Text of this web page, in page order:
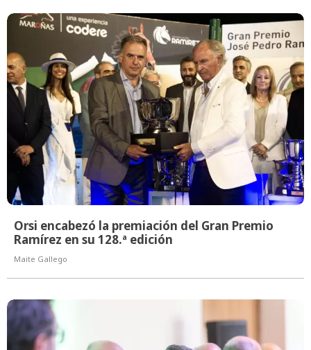
Orsi encabezó la premiación del Gran Premio
Ramírez en su 128.ª edición
Maite Gallego